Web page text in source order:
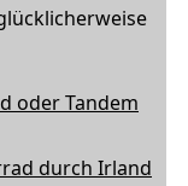
oder Tandem
durch Irland